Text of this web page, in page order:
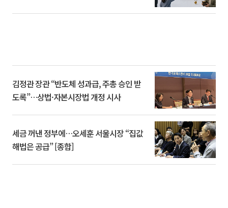
김정관 장관 “반도체 성과급, 주총 승인 받
도록”…상법·자본시장법 개정 시사
세금 꺼낸 정부에…오세훈 서울시장 “집값
해법은 공급” [종합]